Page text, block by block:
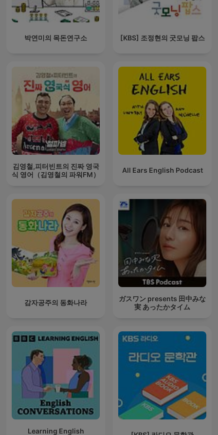
박연미의 목돈연구소 [KBS] 조정현의 굿모닝 팝스
김영철,피터빈트의 진짜 영국
식 영어（김영철의 파워FM）
All Ears English Podcast
감자공주의 동화나라
ガスワン presents 田中みな
実 あったかタイム
Learning English